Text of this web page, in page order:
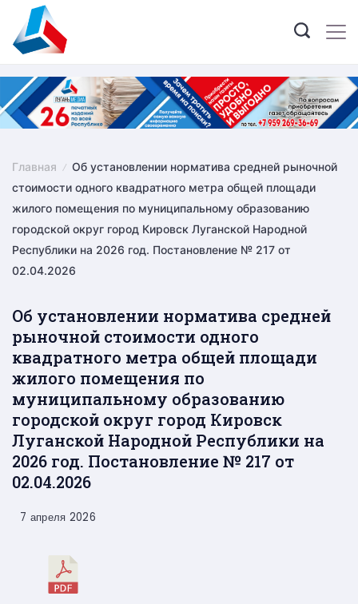
content
Главная
Об установлении норматива средней рыночной
стоимости одного квадратного метра общей площади
жилого помещения по муниципальному образованию
городской округ город Кировск Луганской Народной
Республики на 2026 год. Постановление № 217 от
02.04.2026
Об установлении норматива средней
рыночной стоимости одного
квадратного метра общей площади
жилого помещения по
муниципальному образованию
городской округ город Кировск
Луганской Народной Республики на
2026 год. Постановление № 217 от
02.04.2026
7 апреля 2026